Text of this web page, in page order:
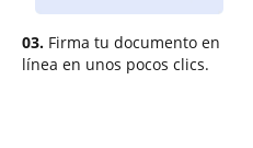
03. Firma tu documento en
línea en unos pocos clics.